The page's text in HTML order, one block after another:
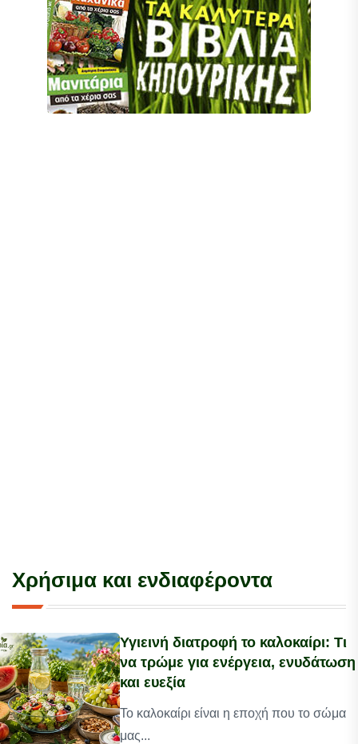
Χρήσιμα και ενδιαφέροντα
Υγιεινή διατροφή το καλοκαίρι: Τι
να τρώμε για ενέργεια, ενυδάτωση
και ευεξία
Το καλοκαίρι είναι η εποχή που το σώμα
μας...